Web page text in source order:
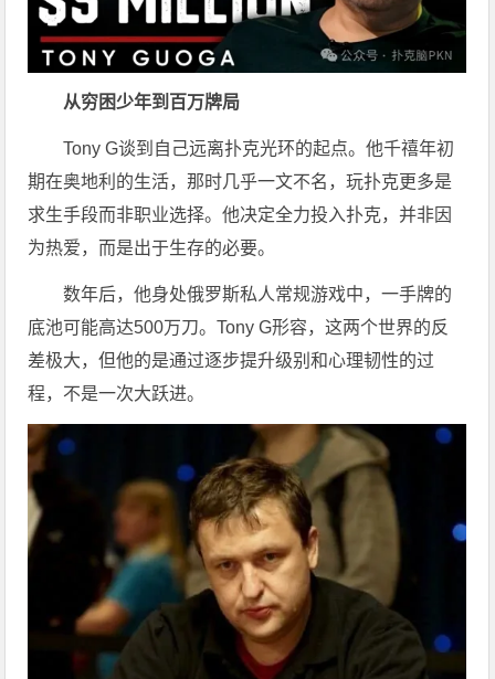
从穷困少年到百万牌局
Tony G谈到 自己远离扑克光环的起点。他千禧年初
期在奥地利的生活，那时几乎一文不名，玩扑克更多是
求生手段而非职业选择。他决定全力投入扑克，并非因
为热爱，而是出于生存的必要。
数年后，他身处俄罗斯私人常规游戏中，一手牌的
底池可能高达500万刀。Tony G形容，这两个世界的反
差极大，但他的是通过逐步提升级别和心理韧性的过
程，不是一次大跃进。